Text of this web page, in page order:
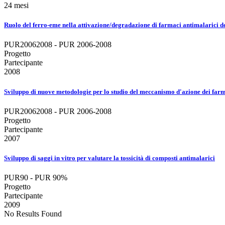
24 mesi
Ruolo del ferro-eme nella attivazione/degradazione di farmaci antimalarici
PUR20062008 - PUR 2006-2008
Progetto
Partecipante
2008
Sviluppo di nuove metodologie per lo studio del meccanismo d'azione dei
PUR20062008 - PUR 2006-2008
Progetto
Partecipante
2007
Sviluppo di saggi in vitro per valutare la tossicità di composti antimalarici
PUR90 - PUR 90%
Progetto
Partecipante
2009
No Results Found